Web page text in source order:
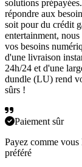
solutions
répondre aux
soit pour du crédit
entertainment,
vos besoins
d'une livraison
24h/24 et d'une
dundle (LU) rend
sûrs !
Paiement sûr
Payez comme
préféré